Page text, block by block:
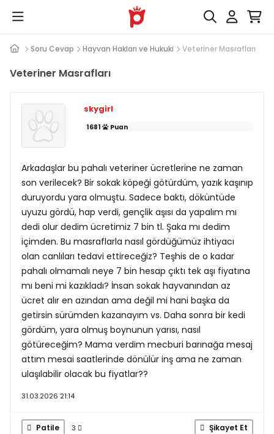
Soru Cevap Hayvan Hakları ve Hukuki Veteriner Masrafları
Veteriner Masrafları
skygirl
1681 Puan
Arkadaşlar bu pahalı veteriner ücretlerine ne zaman
son verilecek? Bir sokak köpeği götürdüm, yazık kaşınıp
duruyordu yara olmuştu. Sadece baktı, döküntüde
uyuzu gördü, hap verdi, gençlik aşısı da yapalım mı
dedi olur dedim ücretimiz 7 bin tl. Şaka mı dedim
içimden. Bu masraflarla nasıl gördüğümüz ihtiyacı
olan canlıları tedavi ettireceğiz? Teşhis de o kadar
pahalı olmamalı neye 7 bin hesap çıktı tek aşı fiyatına
mı beni mi kazıkladı? İnsan sokak hayvanından az
ücret alır en azından ama değil mi hani başka da
getirsin sürümden kazanayım vs. Daha sonra bir kedi
gördüm, yara olmuş boynunun yarısı, nasıl
götüreceğim? Mama verdim mecburi barınağa mesaj
attım mesai saatlerinde dönülür inş ama ne zaman
ulaşılabilir olacak bu fiyatlar??
31.03.2026 21:14
Patile 3 Şikayet Et